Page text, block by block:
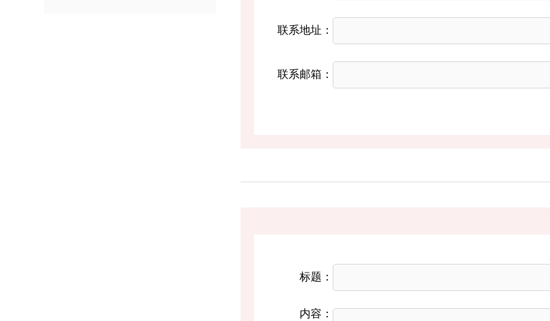
联系地址：
联系邮箱：
标题：
内容：